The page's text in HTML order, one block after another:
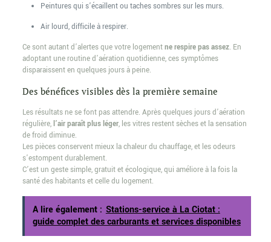
Peintures qui s’écaillent ou taches sombres sur les murs.
Air lourd, difficile à respirer.
Ce sont autant d’alertes que votre logementne respire pas assez. En
adoptant une routine d’aération quotidienne, ces symptômes
disparaissent en quelques jours à peine.
Des bénéfices visibles dès la première semaine
Les résultats ne se font pas attendre. Après quelques jours d’aération
régulière,l’air paraît plus léger, les vitres restent sèches et la sensation
de froid diminue.
Les pièces conservent mieux la chaleur du chauffage, et les odeurs
s’estompent durablement.
C’est un geste simple, gratuit et écologique, qui améliore à la fois la
santé des habitants et celle du logement.
A lire également : Stations-service à La Ciotat :
guide complet des carburants et services disponibles